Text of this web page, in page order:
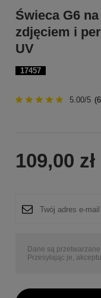
17457
Świeca G6
zdjęciem i
UV
5.00/5 (
109,00 zł
Dane są
Przesyłając je,